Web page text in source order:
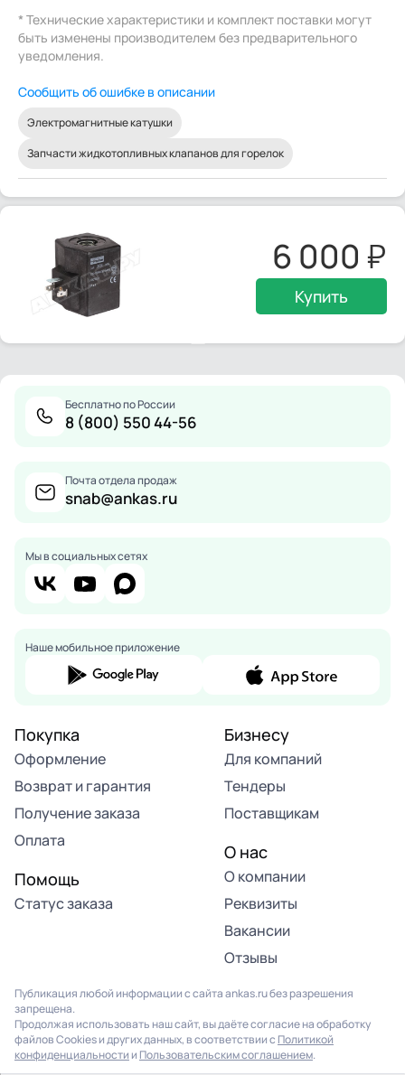
* Технические характеристики и комплект поставки могут
быть изменены производителем без предварительного
уведомления.
Сообщить об ошибке в описании
Электромагнитные катушки
Запчасти жидкотопливных клапанов для горелок
6 000
Купить
Бесплатно по России
8 (800) 550 44-56
Почта отдела продаж
snab@ankas.ru
Мы в социальных сетях
Наше мобильное приложение
Покупка
Оформление
Возврат и гарантия
Получение заказа
Оплата
Помощь
Статус заказа
Бизнесу
Для компаний
Тендеры
Поставщикам
О нас
О компании
Реквизиты
Вакансии
Отзывы
Публикация любой информации с сайта ankas.ru без разрешения
запрещена.
Продолжая использовать наш сайт, вы даёте согласие на обработку
файлов Cookies и других данных, в соответствии с Политикой
конфиденциальности и Пользовательским соглашением.